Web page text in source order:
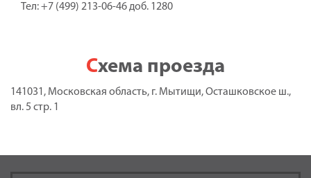
Тел: +7 (499) 213-06-46 доб. 1280
Схема проезда
141031, Московская область, г. Мытищи, Осташковское ш.,
вл. 5 стр. 1